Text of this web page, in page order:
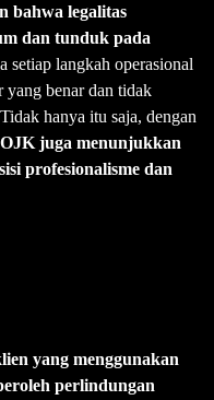
bahwa legalitas
dan tunduk pada
setiap langkah operasional
yang benar dan tidak
hanya itu saja, dengan
juga menunjukkan
profesionalisme dan
yang menggunakan
perlindungan